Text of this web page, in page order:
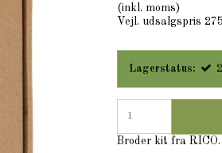
(inkl. moms)
Vejl. udsalgspris
Lagerstatus: 2
Broder kit fra